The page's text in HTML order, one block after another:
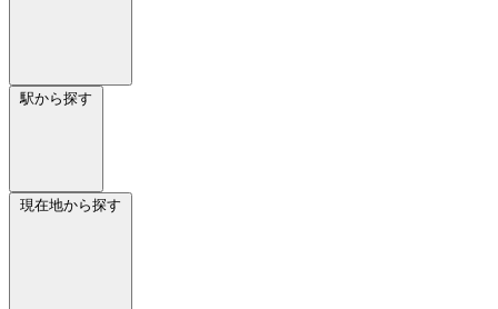
駅から探す
現在地から探す